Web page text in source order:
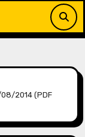
2014 (PDF